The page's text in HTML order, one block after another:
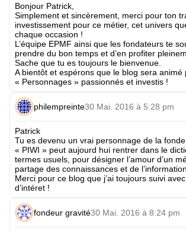
Bonjour Patrick,
Simplement et sincèrement, merci pour ton
investissement pour ce métier, cet univers
chaque occasion !
L’équipe EPMF ainsi que les fondateurs te
prendre du bon temps et d’en profiter
Sache que tu es toujours le bienvenue.
A bientôt et espérons que le blog sera animé
« Personnages » passionnés et investis !
philempreinte30 Mai. 2016 à 5:28 pm
Patrick
Tu es devenu un vrai personnage de la
« PIWI » peut aujourd hui rentrer dans le
termes usuels, pour désigner l’amour d’un
partage des connaissances et de l’information.
Merci pour ce blog que j’ai toujours suivi
d’intéret !
fondeur gravité30 Mai. 2016 à 8:24 pm